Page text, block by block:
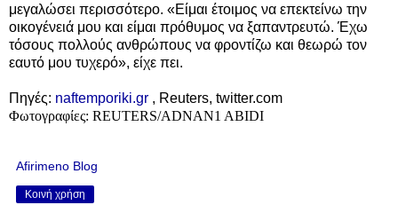
μεγαλώσει περισσότερο. «Είμαι έτοιμος να επεκτείνω την
οικογένειά μου και είμαι πρόθυμος να ξαπαντρευτώ. Έχω
τόσους πολλούς ανθρώπους να φροντίζω και θεωρώ τον
εαυτό μου τυχερό», είχε πει.
Πηγές: naftemporiki.gr , Reuters, twitter.com
Φωτογραφίες: REUTERS/ADNAN1 ABIDI
Afirimeno Blog
Κοινή χρήση